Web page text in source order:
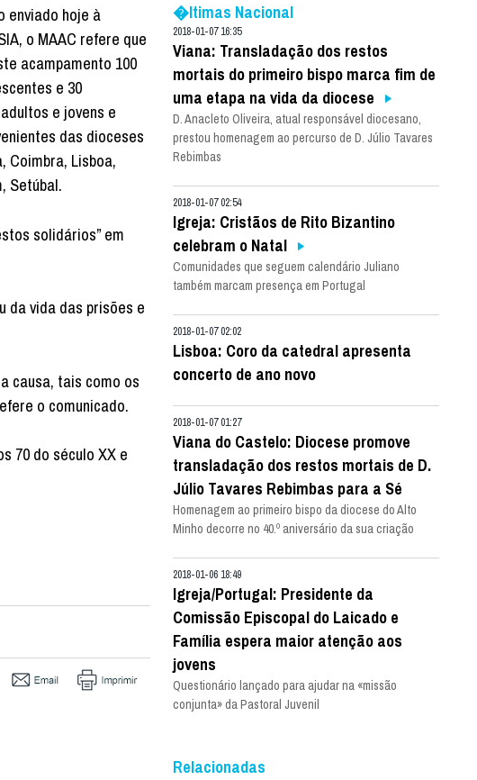
enviado hoje à
o MAAC refere que
acampamento 100
e 30
e jovens e
das dioceses
Coimbra, Lisboa,
Setúbal.
solidários” em
da vida das prisões e
causa, tais como os
o comunicado.
70 do século XX e
�ltimas Nacional
2018-01-07 16:35
Viana: Transladação dos restos
mortais do primeiro bispo marca fim de
uma etapa na vida da diocese
D. Anacleto Oliveira, atual responsável diocesano,
prestou homenagem ao percurso de D. Júlio Tavares
Rebimbas
2018-01-07 02:54
Igreja: Cristãos de Rito Bizantino
celebram o Natal
Comunidades que seguem calendário Juliano
também marcam presença em Portugal
2018-01-07 02:02
Lisboa: Coro da catedral apresenta
concerto de ano novo
2018-01-07 01:27
Viana do Castelo: Diocese promove
transladação dos restos mortais de D.
Júlio Tavares Rebimbas para a Sé
Homenagem ao primeiro bispo da diocese do Alto
Minho decorre no 40.º aniversário da sua criação
2018-01-06 18:49
Igreja/Portugal: Presidente da
Comissão Episcopal do Laicado e
Família espera maior atenção aos
jovens
Questionário lançado para ajudar na «missão
conjunta» da Pastoral Juvenil
Relacionadas